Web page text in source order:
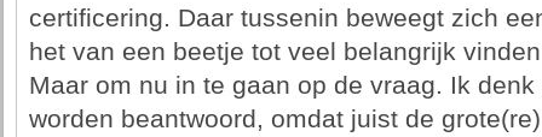
certificering. Daar tussenin beweegt zich
het van een beetje tot veel belangrijk
Maar om nu in te gaan op de vraag. Ik
worden beantwoord, omdat juist de